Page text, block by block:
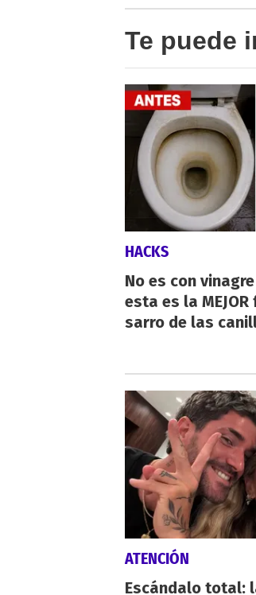
Te puede
HACKS
No es con
esta es la
sarro de las
ATENCIÓN
Escándalo total: